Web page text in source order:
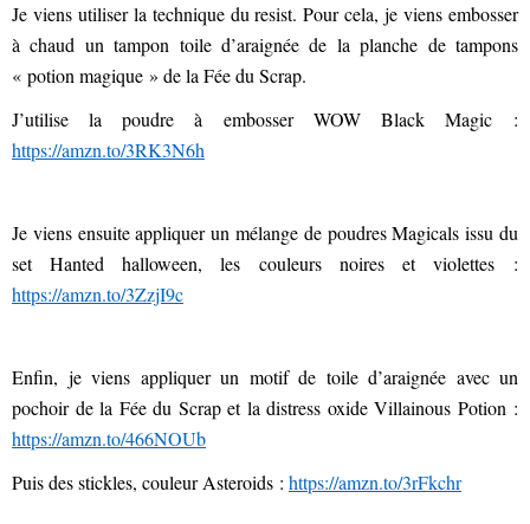
Je viens utiliser la technique du resist. Pour cela, je viens embosser
à chaud un tampon toile d’araignée de la planche de tampons
« potion magique » de la Fée du Scrap.
J’utilise la poudre à embosser WOW Black Magic :
https://amzn.to/3RK3N6h
Je viens ensuite appliquer un mélange de poudres Magicals issu du
set Hanted halloween, les couleurs noires et violettes :
https://amzn.to/3ZzjI9c
Enfin, je viens appliquer un motif de toile d’araignée avec un
pochoir de la Fée du Scrap et la distress oxide Villainous Potion :
https://amzn.to/466NOUb
Puis des stickles, couleur Asteroids : https://amzn.to/3rFkchr